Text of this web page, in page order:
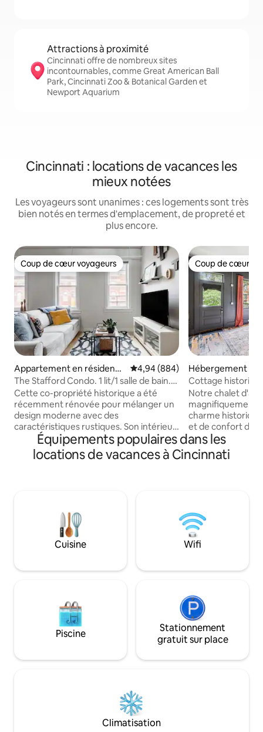
Attractions à proximité
Cincinnati offre de nombreux sites
incontournables, comme Great American Ball
Park, Cincinnati Zoo & Botanical Garden et
Newport Aquarium
Cincinnati : locations de vacances les
mieux notées
Les voyageurs sont unanimes : ces logements sont très
bien notés en termes d'emplacement, de propreté et
plus encore.
Coup de cœur voyageurs
Coup de cœur voyageurs
Appartement en résidence
⋅ Over-the-Rhine
Évaluation moyenne sur la base
4,94 (884)
The Stafford Condo. 1 lit/1 salle de bain.
Emplacement imbattable
Cette co-propriété historique a été
récemment rénovée pour mélanger un
design moderne avec des
caractéristiques rustiques. Son intérieur
chic est accentué par la brique
apparente, les comptoirs en quartz, les
planchers de bois franc et les luminaires
QUEEN size dans le salon principal.
ESPACE DE TRAVAIL avec chaise
confortable donnant sur Vine et 13th
street. Télévision connectée 40 pouces
et Internet haut débit avec Wi-Fi.
AUTONOME. EMPLACEMENT
IMBATTABLE, vue sur la ville depuis le
dernier étage. Lit King Size dans le loft et
canapé convertible Queen Size dans le
avec chaise confortable donnant sur
principal avec NETFLIX fourni et Internet
HAUT DÉBIT avec WI-FI. THERMOSTAT
NEST (chauffage/climatisation central)
et ventilateur de plafond avec
Coup de cœur
Coup de cœur
Hébergement ⋅
Cottage
pas de la
Notre chalet
magnifiquement
charme
et de confort
dans le jacuzzi
exclusif sous les
vous dans le lit
bars de
Madison Ave., et
Cincinnati est à
voiture. Un
que l'aquarium
Équipements populaires dans les
locations de vacances à Cincinnati
Cuisine Wifi
Piscine
Stationnement
gratuit sur place
Climatisation